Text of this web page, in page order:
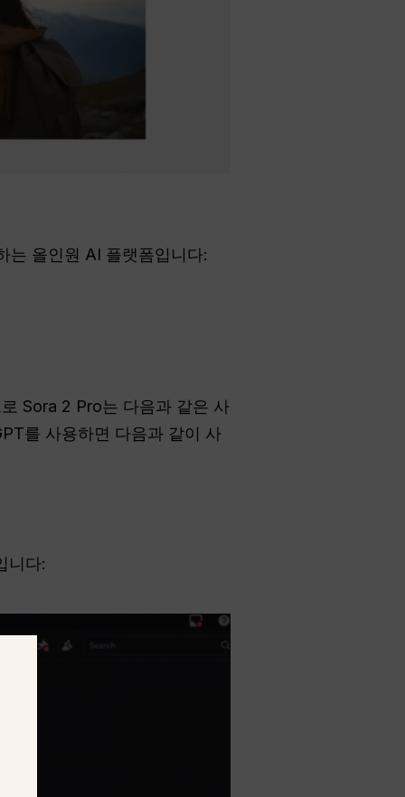
는 올인원 AI 플랫폼입니다:
Sora 2 Pro는 다음과 같은 사
를 사용하면 다음과 같이 사
니다: